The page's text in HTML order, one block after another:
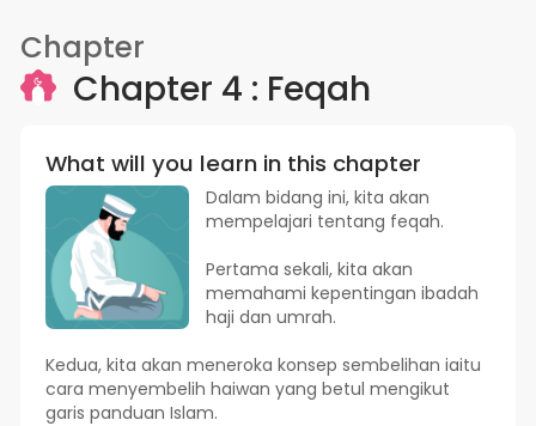
Chapter
Chapter 4 : Feqah
What will you learn in this chapter
Dalam bidang ini, kita akan
mempelajari tentang feqah.
Pertama sekali, kita akan
memahami kepentingan ibadah
haji dan umrah.
Kedua, kita akan meneroka konsep sembelihan iaitu
cara menyembelih haiwan yang betul mengikut
garis panduan Islam.